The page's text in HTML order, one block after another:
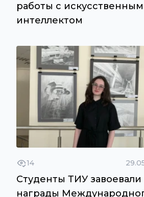
работы с искусственным
интеллектом
14
Студенты ТИУ завоевали
награды